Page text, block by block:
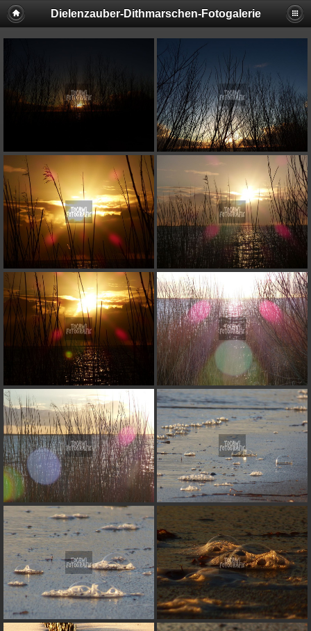
Dielenzauber-Dithmarschen-Fotogalerie